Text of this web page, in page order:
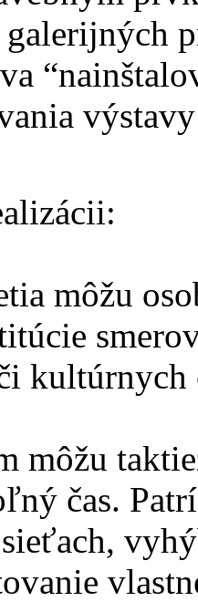
môžu
kultúrnych
môžu
čas.